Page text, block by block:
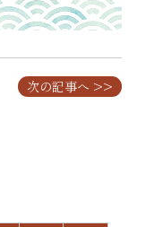
次の記事へ >>